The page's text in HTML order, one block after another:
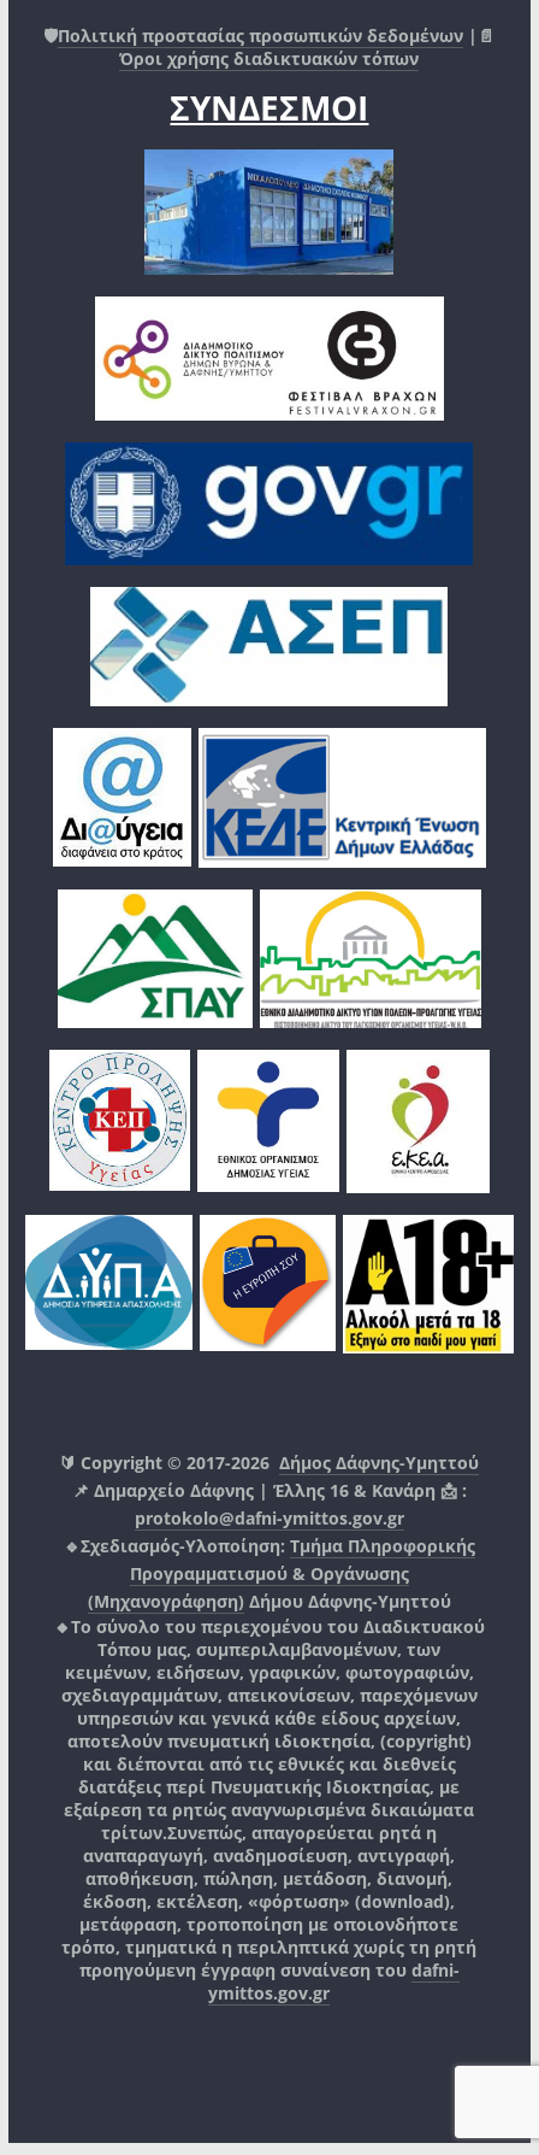
🛡️Πολιτική προστασίας προσωπικών δεδομένων |📄
Όροι χρήσης διαδικτυακών τόπων
ΣΥΝΔΕΣΜΟΙ
🔰 Copyright © 2017-2026Δήμος Δάφνης-Υμηττού
📌 Δημαρχείο Δάφνης | Έλλης 16 & Κανάρη 📩 :
protokolo@dafni-ymittos.gov.gr
🔹Σχεδιασμός-Υλοποίηση: Τμήμα Πληροφορικής
Προγραμματισμού & Οργάνωσης
(Μηχανογράφηση) Δήμου Δάφνης-Υμηττού
🔸Το σύνολο του περιεχομένου του Διαδικτυακού
Τόπου μας, συμπεριλαμβανομένων, των
κειμένων, ειδήσεων, γραφικών, φωτογραφιών,
σχεδιαγραμμάτων, απεικονίσεων, παρεχόμενων
υπηρεσιών και γενικά κάθε είδους αρχείων,
αποτελούν πνευματική ιδιοκτησία, (copyright)
και διέπονται από τις εθνικές και διεθνείς
διατάξεις περί Πνευματικής Ιδιοκτησίας, με
εξαίρεση τα ρητώς αναγνωρισμένα δικαιώματα
τρίτων.Συνεπώς, απαγορεύεται ρητά η
αναπαραγωγή, αναδημοσίευση, αντιγραφή,
αποθήκευση, πώληση, μετάδοση, διανομή,
έκδοση, εκτέλεση, «φόρτωση» (download),
μετάφραση, τροποποίηση με οποιονδήποτε
τρόπο, τμηματικά η περιληπτικά χωρίς τη ρητή
προηγούμενη έγγραφη συναίνεση του dafni-
ymittos.gov.gr